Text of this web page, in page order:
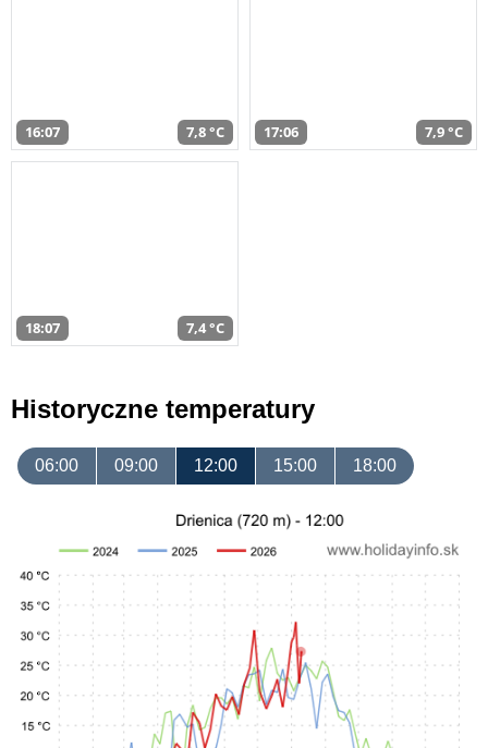
16:07 7,8 °C 17:06 7,9 °C
18:07 7,4 °C
Historyczne temperatury
06:00 09:00 12:00 15:00 18:00